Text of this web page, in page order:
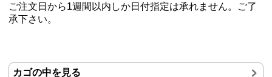
ご注文日から1週間以内しか日付指定は承れません。ご了
承下さい。
カゴの中を見る